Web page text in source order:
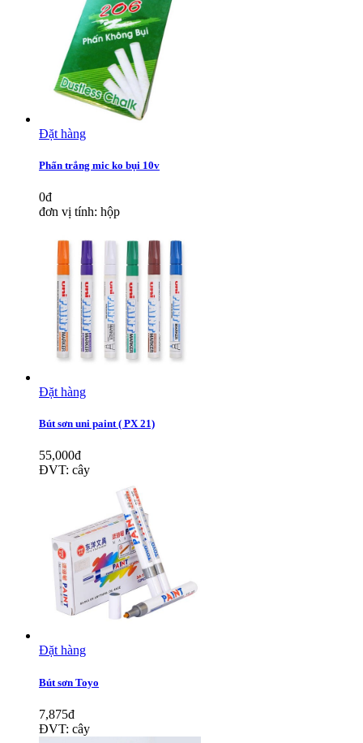
Đặt hàng
Phấn trắng mic ko bụi 10v
0đ
đơn vị tính: hộp
Đặt hàng
Bút sơn uni paint ( PX 21)
55,000đ
ĐVT: cây
Đặt hàng
Bút sơn Toyo
7,875đ
ĐVT: cây